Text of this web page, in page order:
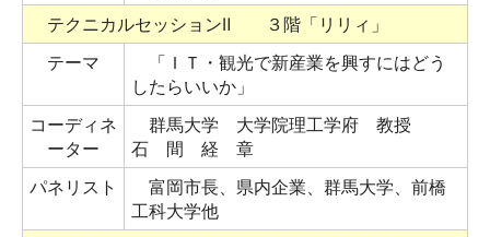
テクニカルセッションⅡ ３階「リリィ」
テーマ
「ＩＴ・観光で新産業を興すにはどう
したらいいか」
コーディネ
ーター
群馬大学 大学院理工学府 教授
石 間 経 章
パネリスト
富岡市長、県内企業、群馬大学、前橋
工科大学他